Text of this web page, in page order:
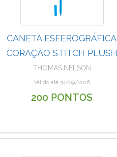
CANETA ESFEROGRÁFICA
CORAÇÃO STITCH PLUSH
THOMAS NELSON
Valido até 30/09/2026
200 PONTOS